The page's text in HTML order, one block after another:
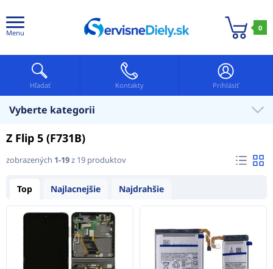
Menu
0
Hľadať Kontakty Prihlásiť
Vyberte kategorii
Z Flip 5 (F731B)
zobrazených 1-19z 19 produktov
Top Najlacnejšie Najdrahšie